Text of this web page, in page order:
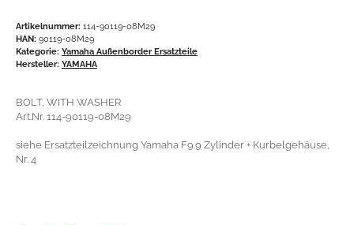
Artikelnummer: 114-90119-08M29
HAN: 90119-08M29
Kategorie: Yamaha Außenborder Ersatzteile
Hersteller: YAMAHA
BOLT, WITH WASHER
Art.Nr. 114-90119-08M29
siehe Ersatzteilzeichnung Yamaha F9.9 Zylinder + Kurbelgehäuse,
Nr. 4